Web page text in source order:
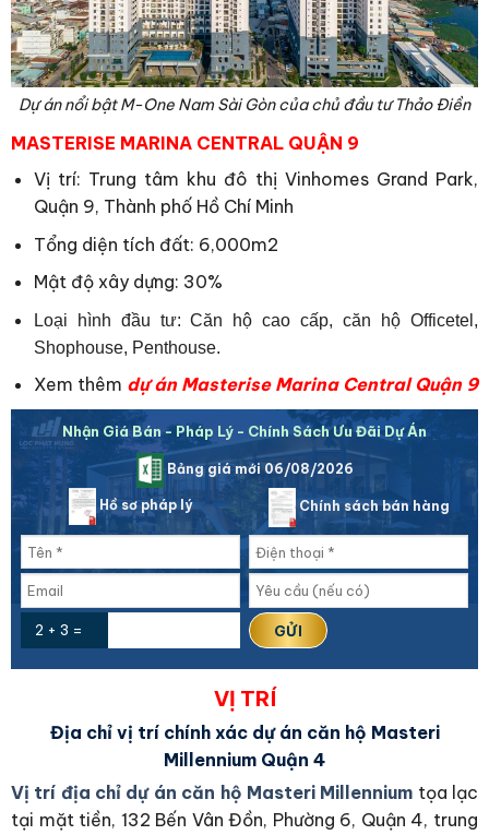
Dự án nổi bật M-One Nam Sài Gòn của chủ đầu tư Thảo Điền
MASTERISE MARINA CENTRAL QUẬN 9
Vị trí: Trung tâm khu đô thị Vinhomes Grand Park,
Quận 9, Thành phố Hồ Chí Minh
Tổng diện tích đất: 6,000m2
Mật độ xây dựng: 30%
Loại hình đầu tư: Căn hộ cao cấp, căn hộ Officetel,
Shophouse, Penthouse.
Xem thêm dự án Masterise Marina Central Quận 9
Nhận Giá Bán - Pháp Lý - Chính Sách Ưu Đãi Dự Án
Bảng giá mới 06/08/2026
Hồ sơ pháp lý Chính sách bán hàng
2 + 3 =
VỊ TRÍ
Địa chỉ vị trí chính xác dự án căn hộ Masteri
Millennium Quận 4
Vị trí địa chỉ dự án căn hộ Masteri Millennium tọa lạc
tại mặt tiền, 132 Bến Vân Đồn, Phường 6, Quận 4, trung